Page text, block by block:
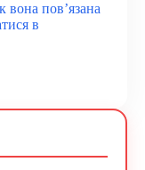
вона пов’язана
в